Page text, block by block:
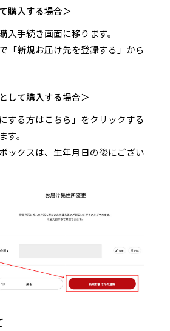
購入する場合＞
入手続き画面に移ります。
「新規お届け先を登録する」から
して購入する場合＞
する方はこちら」をクリックする
す。
ックスは、生年月日の後にござい